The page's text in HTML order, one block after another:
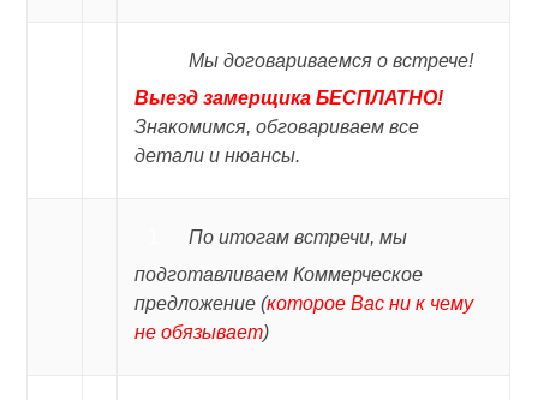
Мы договариваемся о встрече!
Выезд замерщика БЕСПЛАТНО!
Знакомимся, обговариваем все
детали и нюансы.
По итогам встречи, мы
подготавливаем Коммерческое
предложение (которое Вас ни к чему
не обязывает)